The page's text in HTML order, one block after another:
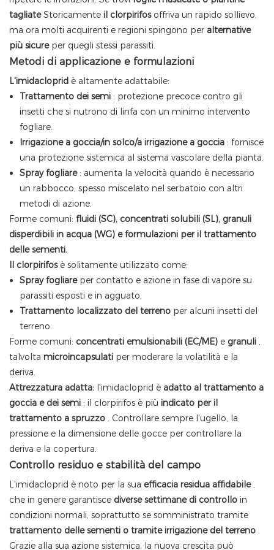
tagliateStoricamente il clorpirifosoffriva un rapido sollievo,
ma ora molti acquirenti e regioni spingono per alternative
più sicureper quegli stessi parassiti.
Metodi di applicazione e formulazioni
L'imidacloprid è altamente adattabile:
Trattamento dei semi: protezione precoce contro gli
insetti che si nutrono di linfa con un minimo intervento
fogliare.
Irrigazione a goccia/in solco/a irrigazione a goccia: fornisce
una protezione sistemica al sistema vascolare della pianta.
Spray fogliare: aumenta la velocità quando è necessario
un rabbocco, spesso miscelato nel serbatoio con altri
metodi di azione.
Forme comuni: fluidi (SC), concentrati solubili (SL), granuli
disperdibili in acqua (WG) e formulazioni per il trattamento
delle sementi.
Il clorpirifosè solitamente utilizzato come:
Spray fogliareper contatto e azione in fase di vapore su
parassiti esposti e in agguato.
Trattamento localizzato del terrenoper alcuni insetti del
terreno.
Forme comuni: concentrati emulsionabili (EC/ME) e granuli ,
talvolta microincapsulati per moderare la volatilità e la
deriva.
Attrezzatura adatta: l'imidacloprid è adatto al trattamento a
goccia e dei semi ; il clorpirifos è più indicato per il
trattamento a spruzzo . Controllare sempre l'ugello, la
pressione e la dimensione delle gocce per controllare la
deriva e la copertura.
Controllo residuo e stabilità del campo
L'imidacloprid è noto per la sua efficacia residua affidabile,
che in genere garantisce diverse settimane di controllo in
condizioni normali, soprattutto se somministrato tramite
trattamento delle sementi o tramite irrigazione del terreno .
Grazie alla sua azione sistemica, la nuova crescita può